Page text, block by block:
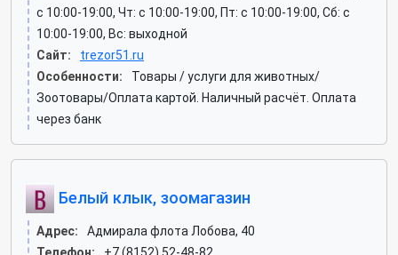
c 10:00-19:00, Чт: c 10:00-19:00, Пт: c 10:00-19:00, Сб: c
10:00-19:00, Вс: выходной
Сайт:
trezor51.ru
Особенности:
Товары / услуги для животных/
Зоотовары/Оплата картой. Наличный расчёт. Оплата
через банк
Белый клык, зоомагазин
Адрес:
Адмирала флота Лобова, 40